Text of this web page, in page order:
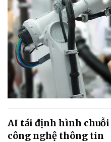
AI tái định hình
công nghệ thông tin